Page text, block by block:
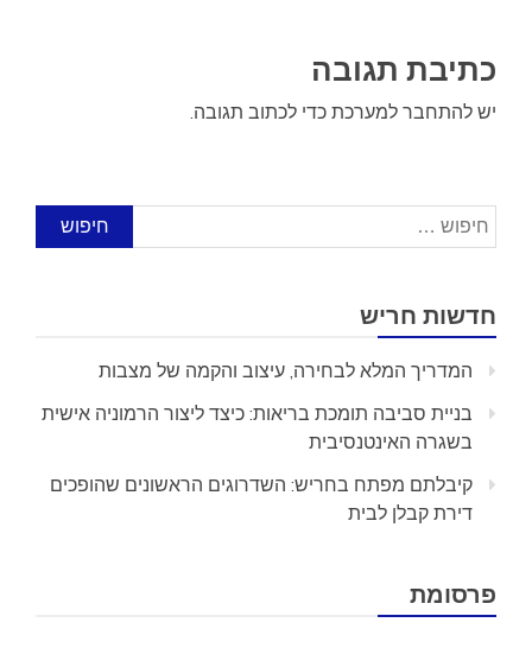
כתיבת תגובה
יש להתחבר למערכת כדי לכתוב תגובה.
חיפוש:
חדשות חריש
המדריך המלא לבחירה, עיצוב והקמה של מצבות
בניית סביבה תומכת בריאות: כיצד ליצור הרמוניה אישית
בשגרה האינטנסיבית
קיבלתם מפתח בחריש: השדרוגים הראשונים שהופכים
דירת קבלן לבית
פרסומת